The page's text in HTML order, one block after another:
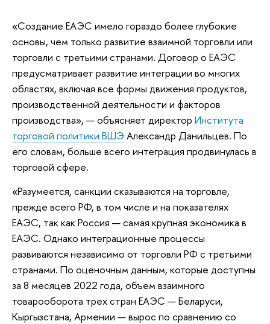
«Создание ЕАЭС имело гораздо более глубокие
основы, чем только развитие взаимной торговли или
торговли с третьими странами. Договор о ЕАЭС
предусматривает развитие интеграции во многих
областях, включая все формы движения продуктов,
производственной деятельности и факторов
производства», — объясняет директор Института
торговой политики ВШЭ Александр Данильцев. По
его словам, больше всего интеграция продвинулась в
торговой сфере.
«Разумеется, санкции сказываются на торговле,
прежде всего РФ, в том числе и на показателях
ЕАЭС, так как Россия — самая крупная экономика в
ЕАЭС. Однако интеграционные процессы
развиваются независимо от торговли РФ с третьими
странами. По оценочным данным, которые доступны
за 8 месяцев 2022 года, объем взаимного
товарооборота трех стран ЕАЭС — Беларуси,
Кыргызстана, Армении — вырос по сравнению со